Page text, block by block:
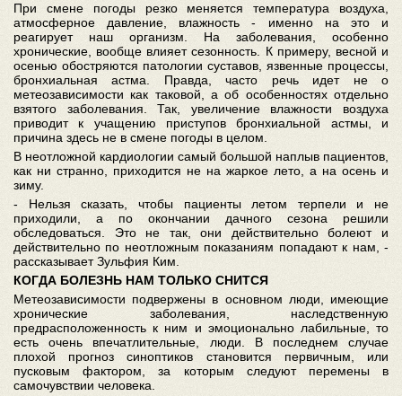
При смене погоды резко меняется температура воздуха,
атмосферное давление, влажность - именно на это и
реагирует наш организм. На заболевания, особенно
хронические, вообще влияет сезонность. К примеру, весной и
осенью обостряются патологии суставов, язвенные процессы,
бронхиальная астма. Правда, часто речь идет не о
метеозависимости как таковой, а об особенностях отдельно
взятого заболевания. Так, увеличение влажности воздуха
приводит к учащению приступов бронхиальной астмы, и
причина здесь не в смене погоды в целом.
В неотложной кардиологии самый большой наплыв пациентов,
как ни странно, приходится не на жаркое лето, а на осень и
зиму.
- Нельзя сказать, чтобы пациенты летом терпели и не
приходили, а по окончании дачного сезона решили
обследоваться. Это не так, они действительно болеют и
действительно по неотложным показаниям попадают к нам, -
рассказывает Зульфия Ким.
КОГДА БОЛЕЗНЬ НАМ ТОЛЬКО СНИТСЯ
Метеозависимости подвержены в основном люди, имеющие
хронические заболевания, наследственную
предрасположенность к ним и эмоционально лабильные, то
есть очень впечатлительные, люди. В последнем случае
плохой прогноз синоптиков становится первичным, или
пусковым фактором, за которым следуют перемены в
самочувствии человека.